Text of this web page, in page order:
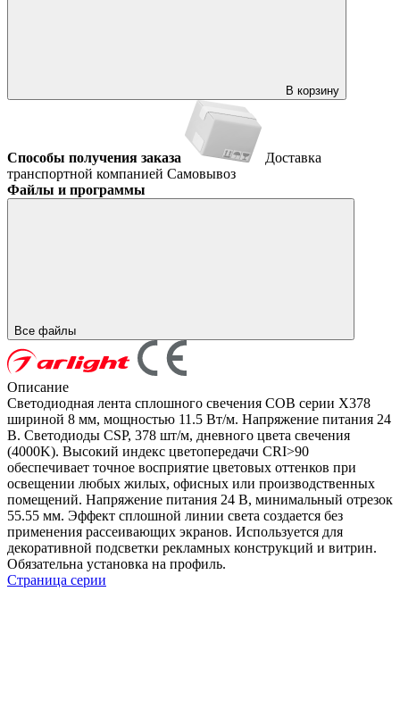
В корзину
Способы получения заказа
Доставка
транспортной компанией Самовывоз
Файлы и программы
Все файлы
Описание
Светодиодная лента сплошного свечения COB серии X378
шириной 8 мм, мощностью 11.5 Вт/м. Напряжение питания 24
В. Светодиоды CSP, 378 шт/м, дневного цвета свечения
(4000K). Высокий индекс цветопередачи CRI>90
обеспечивает точное восприятие цветовых оттенков при
освещении любых жилых, офисных или производственных
помещений. Напряжение питания 24 В, минимальный отрезок
55.55 мм. Эффект сплошной линии света создается без
применения рассеивающих экранов. Используется для
декоративной подсветки рекламных конструкций и витрин.
Обязательна установка на профиль.
Страница серии